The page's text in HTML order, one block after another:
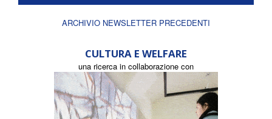
ARCHIVIO NEWSLETTER PRECEDENTI
CULTURA E WELFARE
una ricerca in collaborazione con